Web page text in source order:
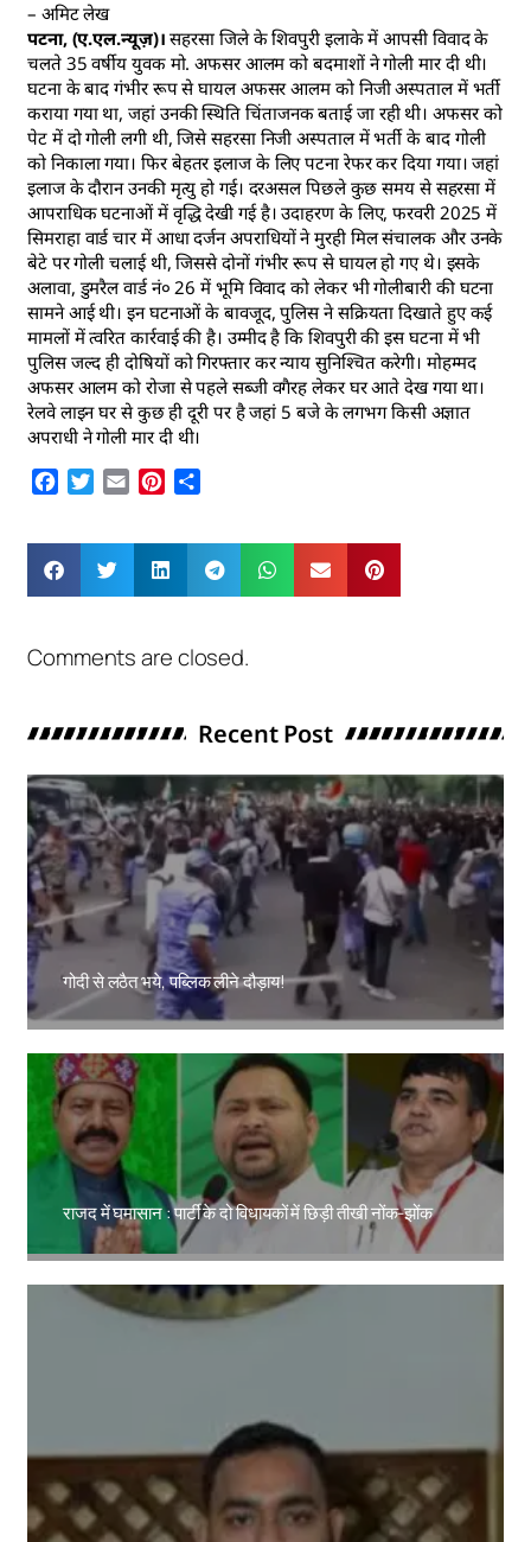
– अमिट लेख
पटना, (ए.एल.न्यूज़)। सहरसा जिले के शिवपुरी इलाके में आपसी विवाद के
चलते 35 वर्षीय युवक मो. अफसर आलम को बदमाशों ने गोली मार दी थी।
घटना के बाद गंभीर रूप से घायल अफसर आलम को निजी अस्पताल में भर्ती
कराया गया था, जहां उनकी स्थिति चिंताजनक बताई जा रही थी। अफसर को
पेट में दो गोली लगी थी, जिसे सहरसा निजी अस्पताल में भर्ती के बाद गोली
को निकाला गया। फिर बेहतर इलाज के लिए पटना रेफर कर दिया गया। जहां
इलाज के दौरान उनकी मृत्यु हो गई। दरअसल पिछले कुछ समय से सहरसा में
आपराधिक घटनाओं में वृद्धि देखी गई है। उदाहरण के लिए, फरवरी 2025 में
सिमराहा वार्ड चार में आधा दर्जन अपराधियों ने मुरही मिल संचालक और उनके
बेटे पर गोली चलाई थी, जिससे दोनों गंभीर रूप से घायल हो गए थे। इसके
अलावा, डुमरैल वार्ड नं० 26 में भूमि विवाद को लेकर भी गोलीबारी की घटना
सामने आई थी। इन घटनाओं के बावजूद, पुलिस ने सक्रियता दिखाते हुए कई
मामलों में त्वरित कार्रवाई की है। उम्मीद है कि शिवपुरी की इस घटना में भी
पुलिस जल्द ही दोषियों को गिरफ्तार कर न्याय सुनिश्चित करेगी। मोहम्मद
अफसर आलम को रोजा से पहले सब्जी वगैरह लेकर घर आते देख गया था।
रेलवे लाइन घर से कुछ ही दूरी पर है जहां 5 बजे के लगभग किसी अज्ञात
अपराधी ने गोली मार दी थी।
Facebook
Twitter
Email Pinterest
Comments are closed.
Recent Post
गोदी से लठैत भये, पब्लिक लीने दौड़ाय!
Amit Lekh
राजद में घमासान : पार्टी के दो विधायकों में छिड़ी तीखी नोंक-झोंक
Amit Lekh